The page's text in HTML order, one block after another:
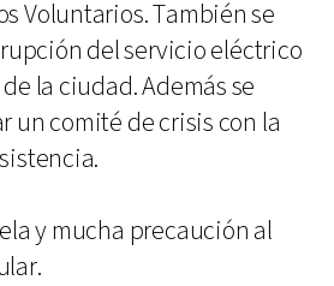
Voluntarios. También se
del servicio eléctrico
la ciudad. Además se
un comité de crisis con la
y mucha precaución al